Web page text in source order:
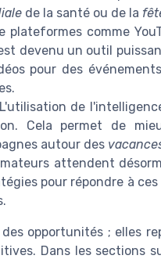
de la santé ou de la
plateformes comme
devenu un outil
pour des
de
Cela permet de
autour des
attendent
pour répondre à
opportunités ; elles
Dans les sections